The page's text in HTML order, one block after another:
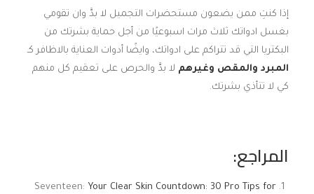
إذا كنتِ ممن يضعون مستحضرات التجميل لا بدَّ وان تقومي
بغسل ادواتك ثلاث مرات اسبوعيًا من أجل حماية بشرتك من
البكتريا التي قد تتراكم على ادواتك، وايضًا أدوات العناية بالاظافر كـ
المبرد والمقص وغيرهم لا بدَّ والحرص على تعقيم كل منهم
كي لا تتأذي بشرتك.
المراجع:
Seventeen: Your Clear Skin Countdown: 30 Pro Tips for